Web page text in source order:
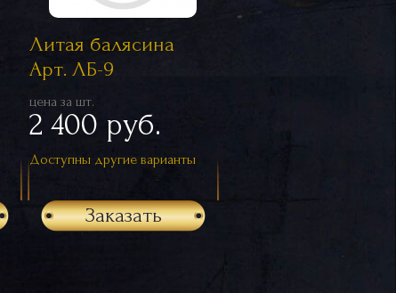
Литая балясина
Арт. ЛБ-9
цена за шт.
2 400 руб.
Доступны другие варианты
Заказать